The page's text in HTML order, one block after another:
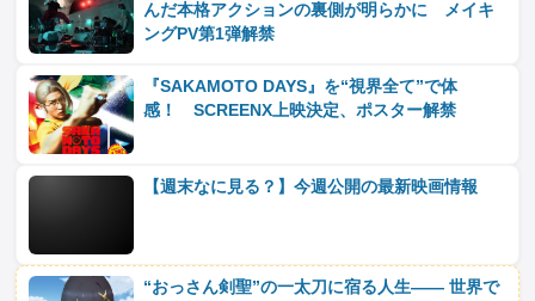
んだ本格アクションの裏側が明らかに メイキ
ングPV第1弾解禁
『SAKAMOTO DAYS』を“視界全て”で体
感！ SCREENX上映決定、ポスター解禁
【週末なに見る？】今週公開の最新映画情報
“おっさん剣聖”の一太刀に宿る人生―― 世界で